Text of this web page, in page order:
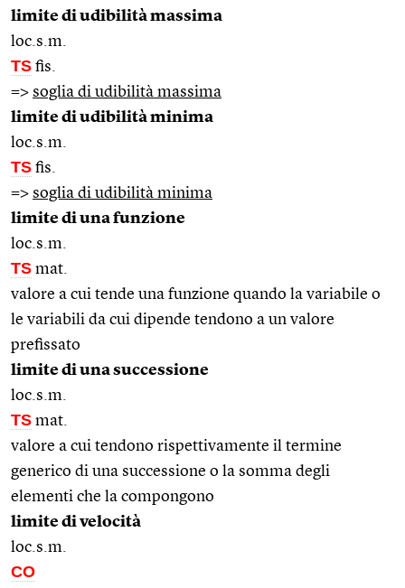
limite di udibilità massima
loc.s.m.
TS fis.
=> soglia di udibilità massima
limite di udibilità minima
loc.s.m.
TS fis.
=> soglia di udibilità minima
limite di una funzione
loc.s.m.
TS mat.
valore a cui tende una funzione quando la variabile o
le variabili da cui dipende tendono a un valore
prefissato
limite di una successione
loc.s.m.
TS mat.
valore a cui tendono rispettivamente il termine
generico di una successione o la somma degli
elementi che la compongono
limite di velocità
loc.s.m.
CO